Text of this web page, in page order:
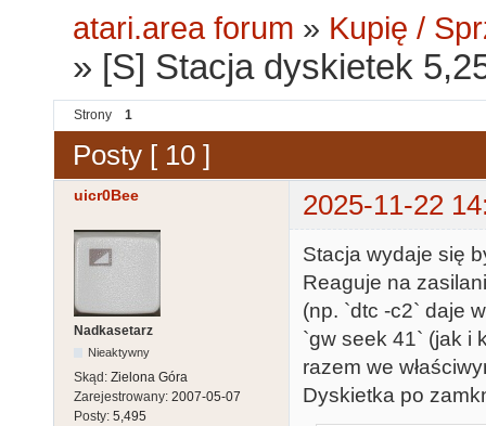
atari.area forum » Kupię /
» [S] Stacja dyskietek
Strony 1
Posty [ 10 ]
uicr0Bee 2025-11-22
Nadkasetarz
Nieaktywny
Skąd: Zielona Góra
Zarejestrowany: 2007-05-07
Posty: 5,495
Stacja wydaje się
Reaguje na
(np. `dtc -c2` daje
`gw seek 41` (jak i
razem we
Dyskietka po